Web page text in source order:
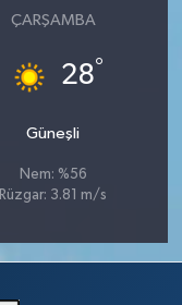
ÇARŞAMBA
28°
Güneşli
Nem: %56
Rüzgar: 3.81 m/s